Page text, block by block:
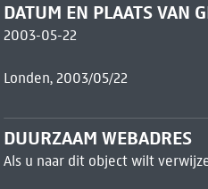
DATUM EN PLAATS VAN
2003-05-22
Londen, 2003/05/22
DUURZAAM WEBADRES
Als u naar dit object wilt